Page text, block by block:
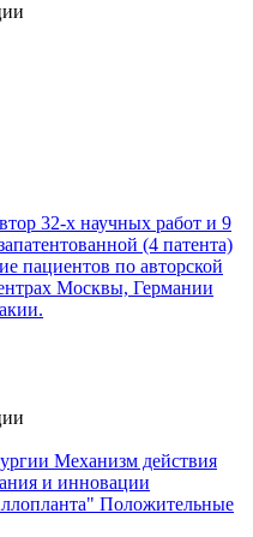
32-х научных работ и 9
(4 патента)
пациентов по авторской
Москвы, Германии
Механизм действия
и инновации
Положительные